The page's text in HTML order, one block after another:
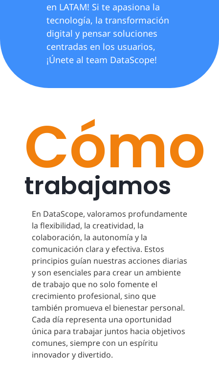
en LATAM! Si te apasiona la
tecnología, la transformación
digital y pensar soluciones
centradas en los usuarios,
¡Únete al team DataScope!
Cómo
trabajamos
En DataScope, valoramos profundamente
la flexibilidad, la creatividad, la
colaboración, la autonomía y la
comunicación clara y efectiva. Estos
principios guían nuestras acciones diarias
y son esenciales para crear un ambiente
de trabajo que no solo fomente el
crecimiento profesional, sino que
también promueva el bienestar personal.
Cada día representa una oportunidad
única para trabajar juntos hacia objetivos
comunes, siempre con un espíritu
innovador y divertido.